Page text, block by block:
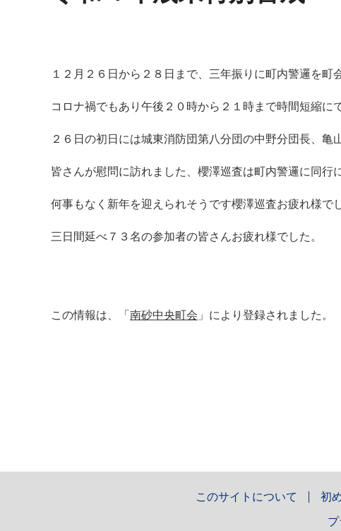
１２月２６日から２８日まで、三年振りに町内警邏を町
コロナ禍でもあり午後２０時から２１時まで時間短縮に
２６日の初日には城東消防団第八分団の中野分団長、
皆さんが慰問に訪れました、櫻澤巡査は町内警邏に同
何事もなく新年を迎えられそうです櫻澤巡査お疲れ様で
三日間延べ７３名の参加者の皆さんお疲れ様でした。
この情報は、「 南砂中央町会 」により登録されました。
このサイトについて 初